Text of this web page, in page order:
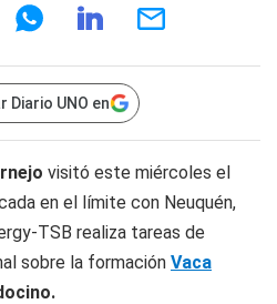
Diario UNO en
visitó este miércoles el
en el límite con Neuquén,
TSB realiza tareas de
sobre la formación Vaca